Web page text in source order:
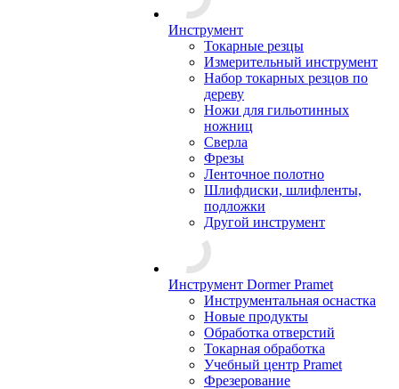
Инструмент
Токарные резцы
Измерительный инструмент
Набор токарных резцов по
дереву
Ножи для гильотинных
ножниц
Сверла
Фрезы
Ленточное полотно
Шлифдиски, шлифленты,
подложки
Другой инструмент
Инструмент Dormer Pramet
Инструментальная оснастка
Новые продукты
Обработка отверстий
Токарная обработка
Учебный центр Pramet
Фрезерование